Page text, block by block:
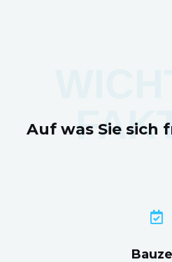
Auf was Sie sich